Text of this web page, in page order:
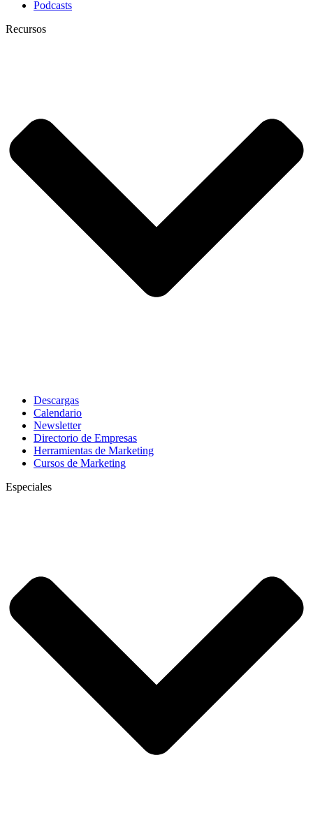
Podcasts
Recursos
Descargas
Calendario
Newsletter
Directorio de Empresas
Herramientas de Marketing
Cursos de Marketing
Especiales